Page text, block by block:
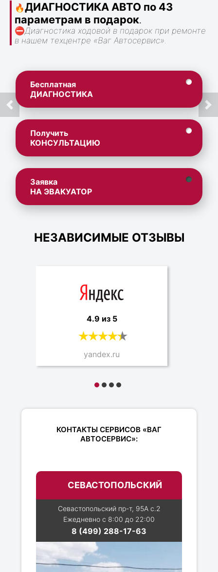
🔥ДИАГНОСТИКА АВТО по 43
параметрам в подарок.
⛔Диагностика ходовой в подарок при ремонте
в нашем техцентре «Ваг Автосервис».
Бесплатная
ДИАГНОСТИКА
Получить
КОНСУЛЬТАЦИЮ
Заявка
НА ЭВАКУАТОР
НЕЗАВИСИМЫЕ ОТЗЫВЫ
4.9 из 5
yandex.ru
КОНТАКТЫ СЕРВИСОВ «ВАГ
АВТОСЕРВИС»:
СЕВАСТОПОЛЬСКИЙ
Севастопольский пр-т, 95А с.2
Ежедневно с 8:00 до 22:00
8 (499) 288-17-63